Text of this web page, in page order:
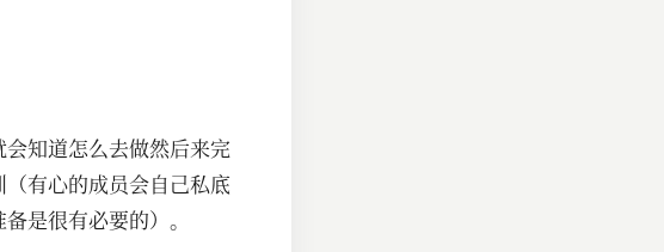
知道怎么去做然后来完
有心的成员会自己私底
是很有必要的）。